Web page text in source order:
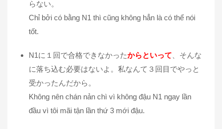
らない。
Chỉ bởi có bằng N1 thì cũng không hẳn là có thể nói
tốt.
N1に１回で合格できなかったからといって 、そんな
に落ち込む必要はないよ。私なんて３回目でやっと
受かったんだから。
Không nên chán nản chì vì không đậu N1 ngay lần
đầu vì tôi mãi tận lần thứ 3 mới đậu.